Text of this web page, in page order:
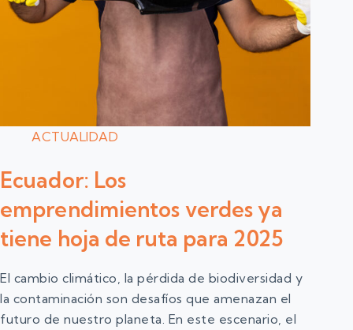
ACTUALIDAD
Ecuador: Los
emprendimientos verdes ya
tiene hoja de ruta para 2025
El cambio climático, la pérdida de biodiversidad y
la contaminación son desafíos que amenazan el
futuro de nuestro planeta. En este escenario, el